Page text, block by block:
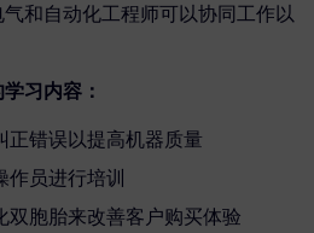
和自动化工程师可以协同工作以
习内容：
正错误以提高机器质量
作员进行培训
双胞胎来改善客户购买体验